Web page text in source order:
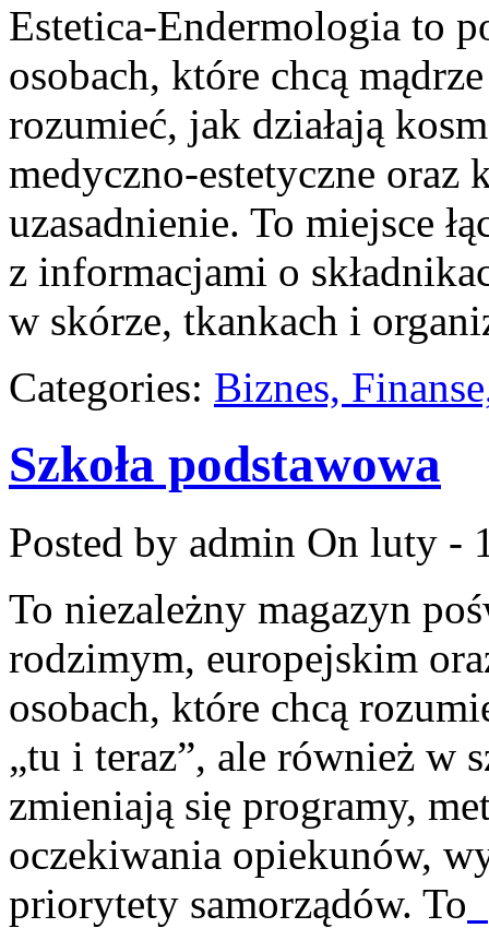
Estetica-Endermologia to
osobach, które chcą
rozumieć, jak działają
medyczno-estetyczne oraz
uzasadnienie. To miejsce
z informacjami o
w skórze, tkankach i
Categories: Biznes,
Szkoła podstawowa
Posted by admin On luty -
To niezależny magazyn
rodzimym, europejskim
osobach, które chcą
„tu i teraz”, ale również w
zmieniają się programy,
oczekiwania opiekunów,
priorytety samorządów. To